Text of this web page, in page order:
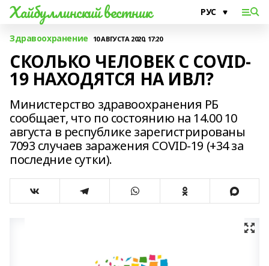
Хайбуллинский вестник
Здравоохранение 10 АВГУСТА 2020, 17:20
СКОЛЬКО ЧЕЛОВЕК С COVID-
19 НАХОДЯТСЯ НА ИВЛ?
Министерство здравоохранения РБ
сообщает, что по состоянию на 14.00 10
августа в республике зарегистрированы
7093 случаев заражения COVID-19 (+34 за
последние сутки).